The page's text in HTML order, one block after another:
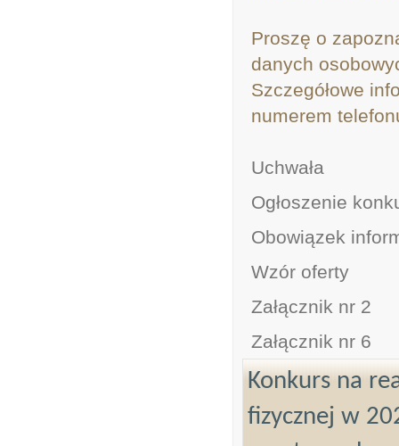
Proszę o
danych
Szczegółowe
numerem
Uchwała
Ogłoszenie
Obowiązek
Wzór oferty
Załącznik nr 2
Załącznik nr 6
Konkurs na
fizycznej w